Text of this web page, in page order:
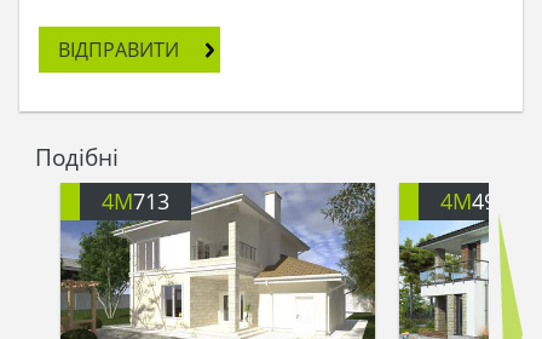
ВІДПРАВИТИ
Подібні
4M713 4M499